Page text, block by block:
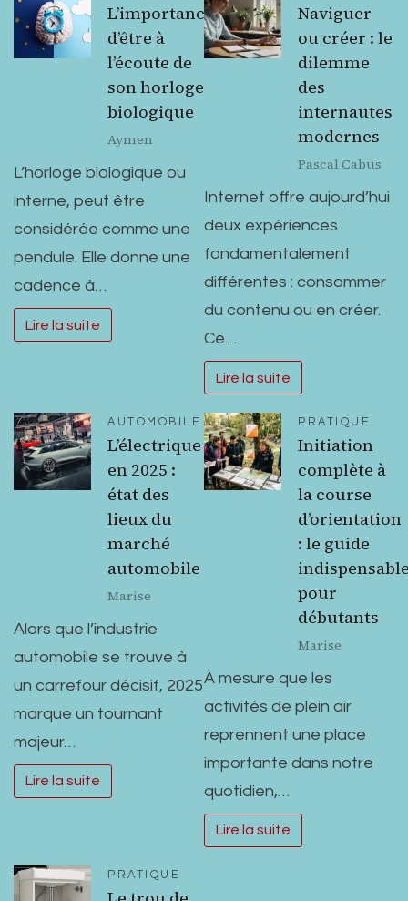
L’importance
d’être à
l’écoute de
son horloge
biologique
Aymen
L’horloge biologique ou
interne, peut être
considérée comme une
pendule. Elle donne une
cadence à…
Lire la suite
Naviguer
ou créer : le
dilemme
des
internautes
modernes
Pascal Cabus
Internet offre aujourd’hui
deux expériences
fondamentalement
différentes : consommer
du contenu ou en créer.
Ce…
Lire la suite
AUTOMOBILE
L’électrique
en 2025 :
état des
lieux du
marché
automobile
Marise
Alors que l’industrie
automobile se trouve à
un carrefour décisif, 2025
marque un tournant
majeur…
Lire la suite
PRATIQUE
Initiation
complète à
la course
d’orientation
: le guide
pour
débutants
Marise
À mesure que les
activités de plein air
reprennent une place
importante dans notre
quotidien,…
Lire la suite
PRATIQUE